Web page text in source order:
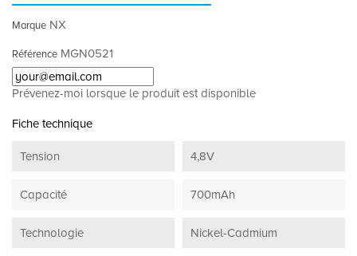
Marque NX
Référence MGN0521
Prévenez-moi lorsque le produit est disponible
Fiche technique
Tension 4,8V
Capacité 700mAh
Technologie Nickel-Cadmium